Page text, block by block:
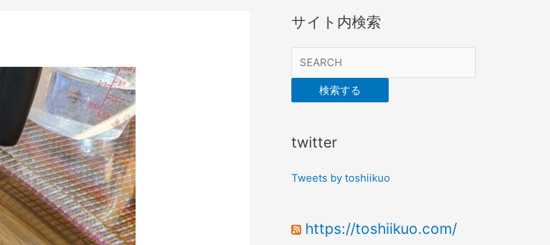
サイト内検索
検索する
twitter
Tweets by toshiikuo
https://toshiikuo.com/